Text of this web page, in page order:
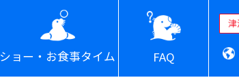
ショー・お食事タイム FAQ